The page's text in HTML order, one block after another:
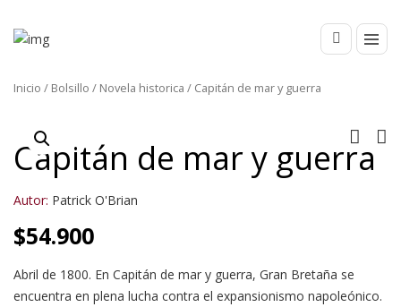
Inicio / Bolsillo / Novela historica / Capitán de mar y guerra
Capitán de mar y guerra
Autor: Patrick O'Brian
$54.900
Abril de 1800. En Capitán de mar y guerra, Gran Bretaña se
encuentra en plena lucha contra el expansionismo napoleónico.